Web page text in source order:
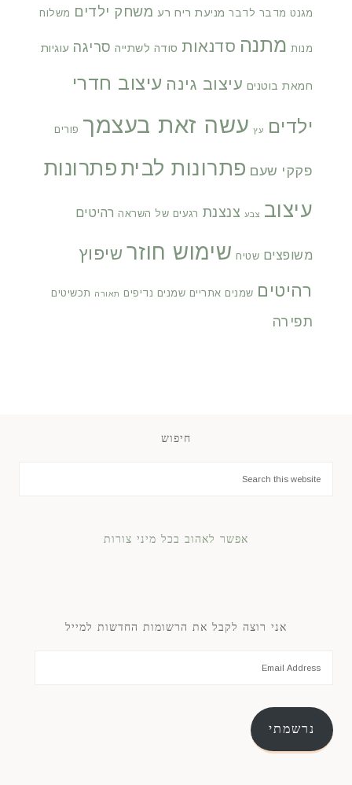
מגנט מדבר לדבר מניעת ריח רע משחק ילדים משלוח
מנות מתנה סדנאות סודה לשתייה סריגה עוגיות
חמאת בוטנים עיצוב גינה עיצוב חדרי
ילדים עץ עשה זאת בעצמך פורים
פקקי שעם פתרונות לבית פתרונות
עיצוב צבע צנצנת רגעים של השראה רהיטים
משופצים שטיח שימוש חוזר שיפוץ
רהיטים שמנים אתריים שמנים נדיפים תאורה תכשיטים
תפירה
חיפוש
אפשר לאהוב בכל מיני צורות
אני רוצה לקבל את הרשומות החדשות למייל
נרשמתי